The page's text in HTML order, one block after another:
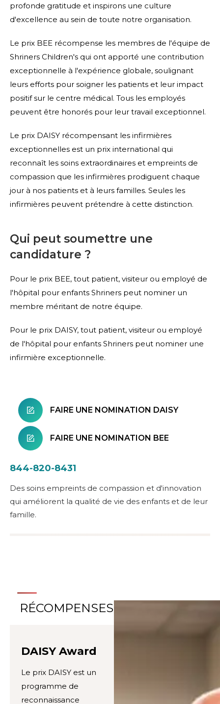
profonde gratitude et inspirons une culture
d'excellence au sein de toute notre organisation.
Le prix BEE récompense les membres de l'équipe de
Shriners Children's qui ont apporté une contribution
exceptionnelle à l'expérience globale, soulignant
leurs efforts pour soigner les patients et leur impact
positif sur le centre médical. Tous les employés
peuvent être honorés pour leur travail exceptionnel.
Le prix DAISY récompensant les infirmières
exceptionnelles est un prix international qui
reconnaît les soins extraordinaires et empreints de
compassion que les infirmières prodiguent chaque
jour à nos patients et à leurs familles. Seules les
infirmières peuvent prétendre à cette distinction.
Qui peut soumettre une
candidature ?
Pour le prix BEE, tout patient, visiteur ou employé de
l'hôpital pour enfants Shriners peut nominer un
membre méritant de notre équipe.
Pour le prix DAISY, tout patient, visiteur ou employé
de l'hôpital pour enfants Shriners peut nominer une
infirmière exceptionnelle.
FAIRE UNE NOMINATION DAISY
FAIRE UNE NOMINATION BEE
844-820-8431
Des soins empreints de compassion et d'innovation
qui améliorent la qualité de vie des enfants et de leur
famille.
RÉCOMPENSES
DAISY Award
Le prix DAISY est un
programme de
reconnaissance